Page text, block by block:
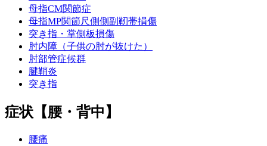
母指CM関節症
母指MP関節尺側側副靭帯損傷
突き指・掌側板損傷
肘内障（子供の肘が抜けた）
肘部管症候群
腱鞘炎
突き指
症状【腰・背中】
腰痛